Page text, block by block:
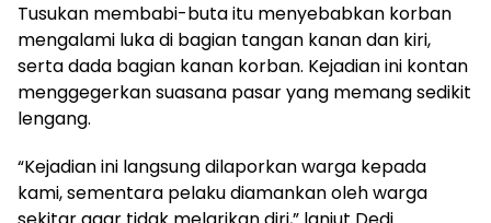
Tusukan membabi-buta itu menyebabkan korban
mengalami luka di bagian tangan kanan dan kiri,
serta dada bagian kanan korban. Kejadian ini kontan
menggegerkan suasana pasar yang memang sedikit
lengang.
“Kejadian ini langsung dilaporkan warga kepada
kami, sementara pelaku diamankan oleh warga